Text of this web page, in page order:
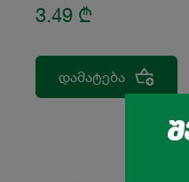
3.49 ₾
დამატება